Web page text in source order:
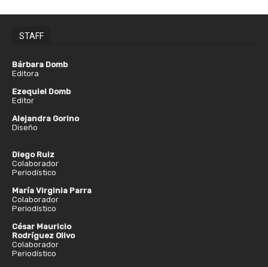
STAFF
Bárbara Domb
Editora
Ezequiel Domb
Editor
Alejandra Gorino
Diseño
Diego Ruiz
Colaborador
Periodístico
María Virginia Parra
Colaborador
Periodístico
César Mauricio
Rodríguez Olivo
Colaborador
Periodístico